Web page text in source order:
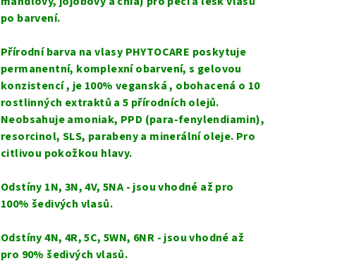
po barvení.
Přírodní barva na vlasy PHYTOCARE poskytuje
permanentní, komplexní obarvení, s gelovou
konzistencí , je 100% veganská, obohacená o 10
rostlinných extraktů a 5 přírodních olejů.
Neobsahuje amoniak, PPD (para-fenylendiamin),
resorcinol, SLS, parabeny a minerální oleje. Pro
citlivou pokožkou hlavy.
Odstíny 1N, 3N, 4V, 5NA - jsou vhodné až pro
100% šedivých vlasů.
Odstíny 4N, 4R, 5C, 5WN, 6NR - jsou vhodné až
pro 90% šedivých vlasů.